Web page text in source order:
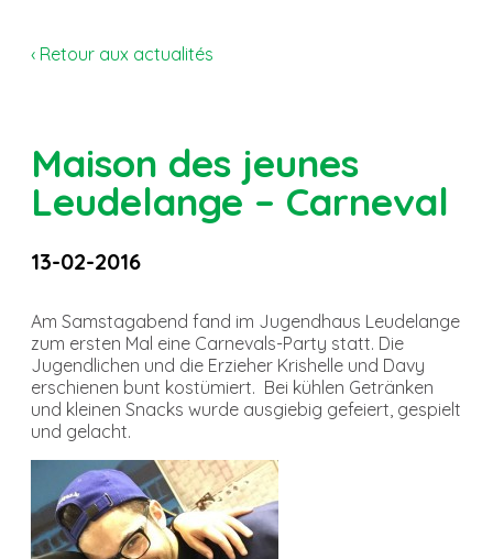
‹ Retour aux actualités
Maison des jeunes
Leudelange – Carneval
13-02-2016
Am Samstagabend fand im Jugendhaus Leudelange
zum ersten Mal eine Carnevals-Party statt. Die
Jugendlichen und die Erzieher Krishelle und Davy
erschienen bunt kostümiert. Bei kühlen Getränken
und kleinen Snacks wurde ausgiebig gefeiert, gespielt
und gelacht.